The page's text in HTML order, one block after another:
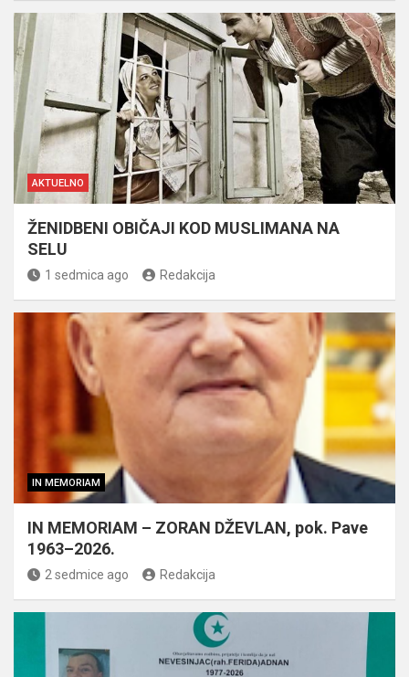
AKTUELNO
ŽENIDBENI OBIČAJI KOD MUSLIMANA NA
SELU
1 sedmica ago Redakcija
IN MEMORIAM
IN MEMORIAM – ZORAN DŽEVLAN, pok. Pave
1963–2026.
2 sedmice ago Redakcija